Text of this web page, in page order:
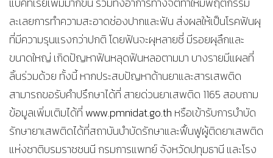
ละเลยการทำความสะอาดช่องปากและฟัน ส่งผลให้เป็นโรคฟันผุ
ที่มีความรุนแรงกว่าปกติ โดยฟันจะผุหลายซี่ มีรอยผุลึกและ
ขนาดใหญ่ เกิดปัญหาฟันหลุดฟันหลอตามมา บางรายมีแผลที่
ลิ้นร่วมด้วย ทั้งนี้ หากประสบปัญหาด้านยาและสารเสพติด
สามารถขอรับคำปรึกษาได้ที่ สายด่วนยาเสพติด 1165 สอบถาม
ข้อมูลเพิ่มเติมได้ที่ www.pmnidat.go.th หรือเข้ารับการบำบัด
รักษายาเสพติดได้ที่สถาบันบำบัดรักษาและฟื้นฟูผู้ติดยาเสพติด
แห่งชาติบรมราชชนนี กรมการแพทย์ จังหวัดปทุมธานี และโรง